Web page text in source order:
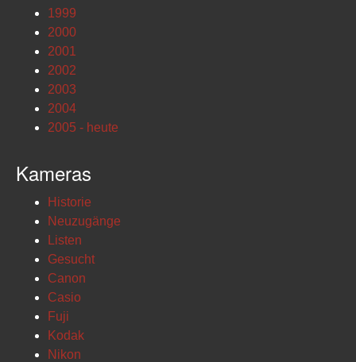
1999
2000
2001
2002
2003
2004
2005 - heute
Kameras
Historie
Neuzugänge
Listen
Gesucht
Canon
Casio
Fuji
Kodak
Nikon